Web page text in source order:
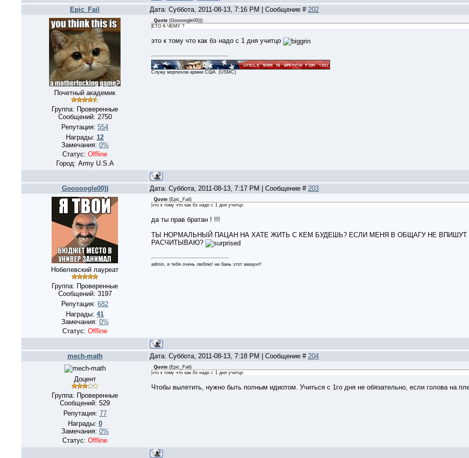
Epic_Fail Дата: Суббота, 2011-08-13, 7:16 PM | Сообщение # 202
Почетный академик
Группа: Проверенные
Сообщений: 2750
Репутация: 554
Награды: 12
Замечания: 0%
Статус: Offline
Город: Army U.S.A
Quote (Gooooogle00)))
ЕТО К ЧЕМУ ?
это к тому что как бэ надо с 1 дня учитцо
Служу морпехом армии США. (USMC)
Gooooogle00)) Дата: Суббота, 2011-08-13, 7:17 PM | Сообщение # 203
Нобелевский лауреат
Группа: Проверенные
Сообщений: 3197
Репутация: 682
Награды: 41
Замечания: 0%
Статус: Offline
Quote (Epic_Fail )
это к тому что как бэ надо с 1 дня учитцо
да ты прав братан ! !!!
ТЫ НОРМАЛЬНЫЙ ПАЦАН НА ХАТЕ ЖИТЬ С КЕМ БУДЕШЬ? ЕСЛИ МЕНЯ В ОБЩАГУ НЕ ВПИШУТ
РАСЧИТЫВАЮ?
admin, я тебя очень люблю! не бань этот аккаунт!
mech-math Дата: Суббота, 2011-08-13, 7:18 PM | Сообщение # 204
Доцент
Группа: Проверенные
Сообщений: 529
Репутация: 77
Награды: 0
Замечания: 0%
Статус: Offline
Quote (Epic_Fail )
это к тому что как бэ надо с 1 дня учитцо
Чтобы вылетить, нужно быть полным идиотом. Учиться с 1го дня не обязательно, если голова на